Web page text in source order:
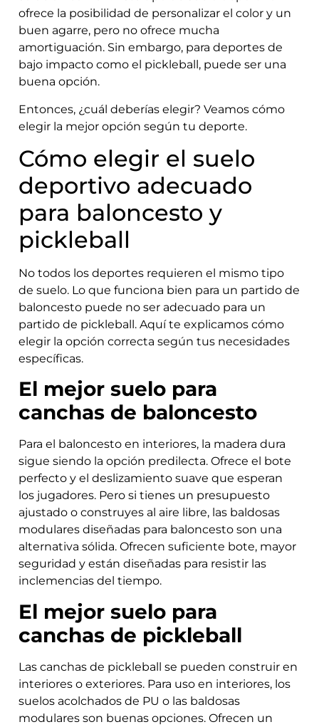
ofrece la posibilidad de personalizar el color y un
buen agarre, pero no ofrece mucha
amortiguación. Sin embargo, para deportes de
bajo impacto como el pickleball, puede ser una
buena opción.
Entonces, ¿cuál deberías elegir? Veamos cómo
elegir la mejor opción según tu deporte.
Cómo elegir el suelo
deportivo adecuado
para baloncesto y
pickleball
No todos los deportes requieren el mismo tipo
de suelo. Lo que funciona bien para un partido de
baloncesto puede no ser adecuado para un
partido de pickleball. Aquí te explicamos cómo
elegir la opción correcta según tus necesidades
específicas.
El mejor suelo para
canchas de baloncesto
Para el baloncesto en interiores, la madera dura
sigue siendo la opción predilecta. Ofrece el bote
perfecto y el deslizamiento suave que esperan
los jugadores. Pero si tienes un presupuesto
ajustado o construyes al aire libre, las baldosas
modulares diseñadas para baloncesto son una
alternativa sólida. Ofrecen suficiente bote, mayor
seguridad y están diseñadas para resistir las
inclemencias del tiempo.
El mejor suelo para
canchas de pickleball
Las canchas de pickleball se pueden construir en
interiores o exteriores. Para uso en interiores, los
suelos acolchados de PU o las baldosas
modulares son buenas opciones. Ofrecen un